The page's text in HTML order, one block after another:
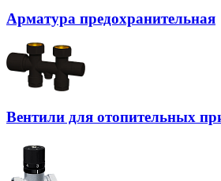
Арматура предохранительная
Вентили для отопительных